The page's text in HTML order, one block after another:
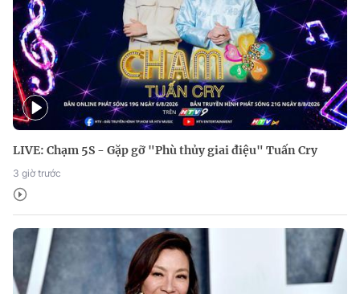
LIVE: Chạm 5S - Gặp gỡ "Phù thủy giai điệu" Tuấn Cry
3 giờ trước